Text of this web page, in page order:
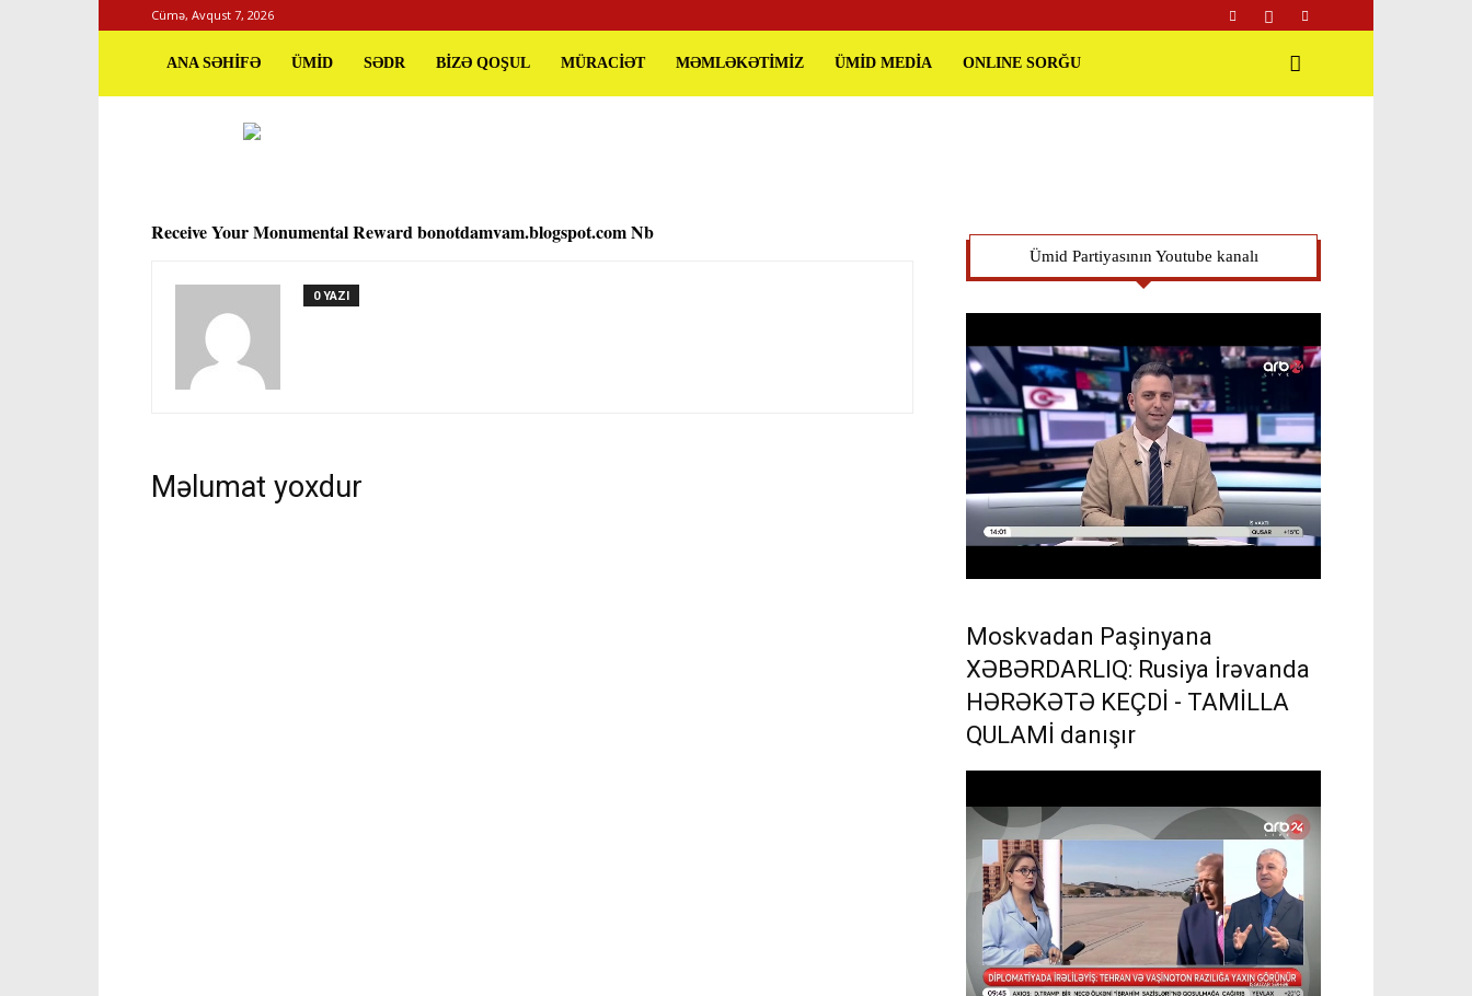
Cümə, Avqust 7, 2026
ANA SƏHİFƏ ÜMİD SƏDR BİZƏ QOŞUL MÜRACİƏT MƏMLƏKƏTİMİZ ÜMİD MEDİA ONLINE SORĞU
Receive Your Monumental Reward bonotdamvam.blogspot.com Nb
0 YAZI
Məlumat yoxdur
Ümid Partiyasının Youtube kanalı
Moskvadan Paşinyana
XƏBƏRDARLIQ: Rusiya İrəvanda
HƏRƏKƏTƏ KEÇDİ - TAMİLLA
QULAMİ danışır